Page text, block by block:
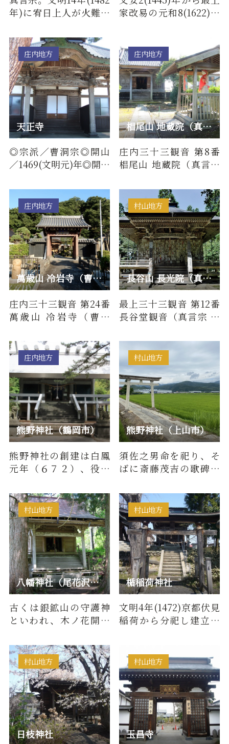
年)に宥日上人が火難消
本尊が不動明王、脇侍
が文殊…
家改易の元和8(1622)年
幹周囲…
天正寺
庄内地方
◎宗派／曹洞宗◎開山
／1469(文明元)年◎開祖
尊／釈迦無尼仏鶴岡市
大山善宝寺…
椙尾山 地蔵院（真言宗 智山派）/ 庄内三十三観音 第8番
庄内地方
庄内三十三観音 第8番
椙尾山 地蔵院（真言宗
物語（由来・歴史）明
治の神…
萬歳山 冷岩寺（曹洞宗）/ 庄内三十三観音 第24番
庄内地方
庄内三十三観音 第24番
萬歳山 冷岩寺（曹洞
（由来・歴史）本尊
は、十一面…
長谷山 長光院（真言宗）/ 最上三十三観音 第12番 長谷堂観音
村山地方
最上三十三観音 第12番
長谷堂観音（真言宗 長
■百物語（由来・歴
史）長…
熊野神社（鶴岡市）
庄内地方
熊野神社の創建は白鳳
元年（６７２）、役行
山頂に由豆左売神を勧
請したの…
熊野神社（上山市）
村山地方
須佐之男命を祀り、そ
ばに斎藤茂吉の歌碑あ
八幡神社（尾花沢市銀山温泉）
村山地方
古くは銀鉱山の守護神
といわれ、木ノ花開耶
の神として信仰されて
いる。例…
楯稲荷神社
村山地方
文明4年(1472)京都伏見
稲荷から分祀し建立。
る。祭礼9…
日枝神社
村山地方
玉昌寺
村山地方